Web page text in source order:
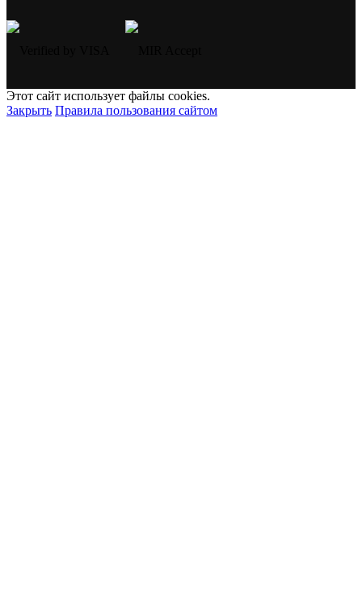
Этот сайт использует файлы cookies.
Закрыть Правила пользования сайтом